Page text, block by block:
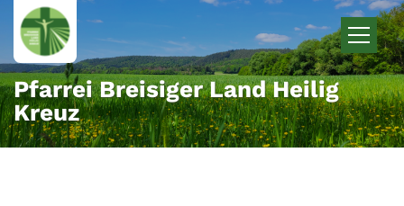
Zum Inhalt springen
Pfarrei Breisiger Land Heilig
Kreuz